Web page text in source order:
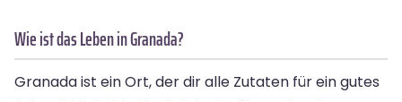
Wie ist das Leben in Granada?
Granada ist ein Ort, der dir alle Zutaten für ein gutes